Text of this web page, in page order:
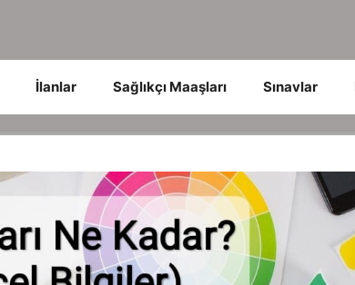
İlanlar Sağlıkçı Maaşları Sınavlar